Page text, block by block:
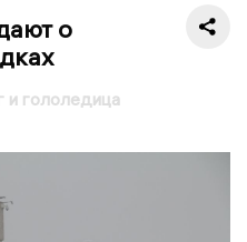
о
и гололедица